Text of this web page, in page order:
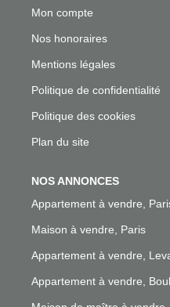
Mon compte
Nos honoraires
Mentions légales
Politique de confidentialité
Politique des cookies
Plan du site
NOS ANNONCES
Appartement à vendre,
Maison à vendre, Paris
Appartement à vendre,
Appartement à vendre,